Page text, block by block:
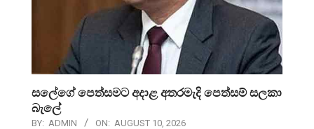
සලේගේ පෙත්සමට අදාළ අතරමැදි පෙත්සම් සලකා
බැලේ
BY: ADMIN ON: AUGUST 10, 2026